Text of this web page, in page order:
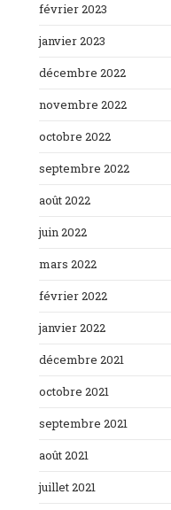
février 2023
janvier 2023
décembre 2022
novembre 2022
octobre 2022
septembre 2022
août 2022
juin 2022
mars 2022
février 2022
janvier 2022
décembre 2021
octobre 2021
septembre 2021
août 2021
juillet 2021